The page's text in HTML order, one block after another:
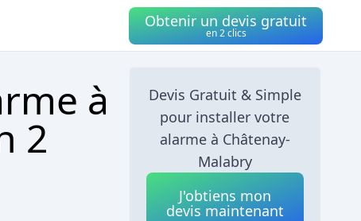
Obtenir un devis gratuit
en 2 clics
à
2
Devis Gratuit & Simple
pour installer votre
alarme à Châtenay-
Malabry
J'obtiens mon
devis maintenant